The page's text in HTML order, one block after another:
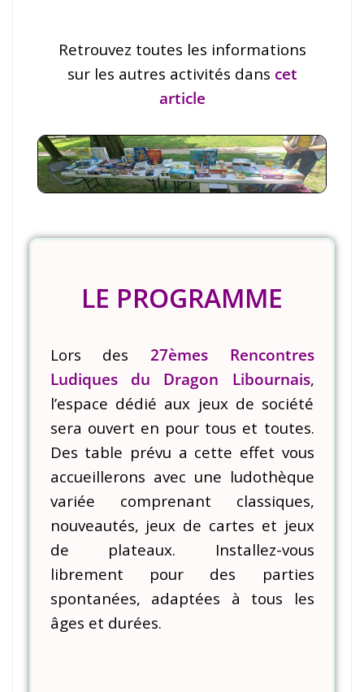
Retrouvez toutes les informations
sur les autres activités dans cet
article
LE PROGRAMME
Lors des 27èmes Rencontres
Ludiques du Dragon Libournais,
l’espace dédié aux jeux de société
sera ouvert en pour tous et toutes.
Des table prévu a cette effet vous
accueillerons avec une ludothèque
variée comprenant classiques,
nouveautés, jeux de cartes et jeux
de plateaux. Installez-vous
librement pour des parties
spontanées, adaptées à tous les
âges et durées.